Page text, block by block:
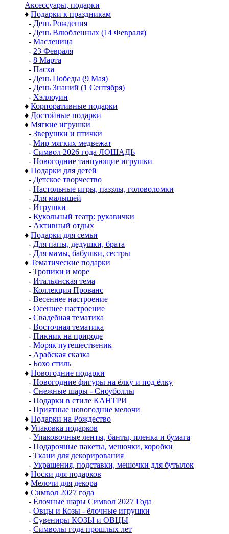
Аксессуары, подарки
♦ Подарки к праздникам
- День Рождения
- День Влюбленных (14 Февраля)
- Масленица
- 23 Февраля
- 8 Марта
- Пасха
- День Победы (9 Мая)
- День Знаний (1 Сентября)
- Хэллоуин
♦ Корпоративные подарки
♦ Достойные подарки
♦ Мягкие игрушки
- Зверушки и птички
- Мир мягких медвежат
- Символ 2026 года ЛОШАДЬ
- Новогодние танцующие игрушки
♦ Подарки для детей
- Детское творчество
- Настольные игры, паззлы, головоломки
- Для малышей
- Игрушки
- Кукольный театр: рукавички
- Активный отдых
♦ Подарки для семьи
- Для папы, дедушки, брата
- Для мамы, бабушки, сестры
♦ Тематические подарки
- Тропики и море
- Итальянская тема
- Коллекция Прованс
- Весеннее настроение
- Осеннее настроение
- Свадебная тематика
- Восточная тематика
- Пикник на природе
- Моряк путешественик
- Арабская сказка
- Бохо стиль
♦ Новогодние подарки
- Новогодние фигуры на ёлку и под ёлку
- Снежные шары - Сноуболлы
- Подарки в стиле КАНТРИ
- Приятные новогодние мелочи
♦ Подарки на Рождество
♦ Упаковка подарков
- Упаковочные ленты, банты, пленка и бумага
- Подарочные пакеты, мешочки, коробки
- Ткани для декорирования
- Украшения, подставки, мешочки для бутылок
♦ Носки для подарков
♦ Мелочи для декора
♦ Символ 2027 года
- Ёлочные шары Символ 2027 Года
- Овцы и Козы - ёлочные игрушки
- Сувениры КОЗЫ и ОВЦЫ
- Символы года прошлых лет